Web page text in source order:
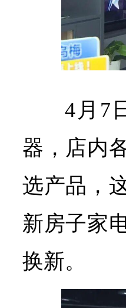
4月7
器，店内
选产品，
新房子家
换新。